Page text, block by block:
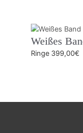
Weißes
Ringe 399,00€